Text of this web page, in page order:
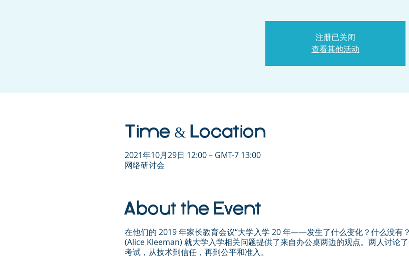
注册已关闭
查看其他活动
Time & Location
2021年10月29日 12:00 – GMT-7 13:00
网络研讨会
About the Event
在他们的 2019 年家长教育会议“大学入学 20 年——发生了什么变化？什么没有
(Alice Kleeman) 就大学入学相关问题提供了来自办公桌两边的观点。两人讨论
考试，从技术到信任，再到公平和准入。